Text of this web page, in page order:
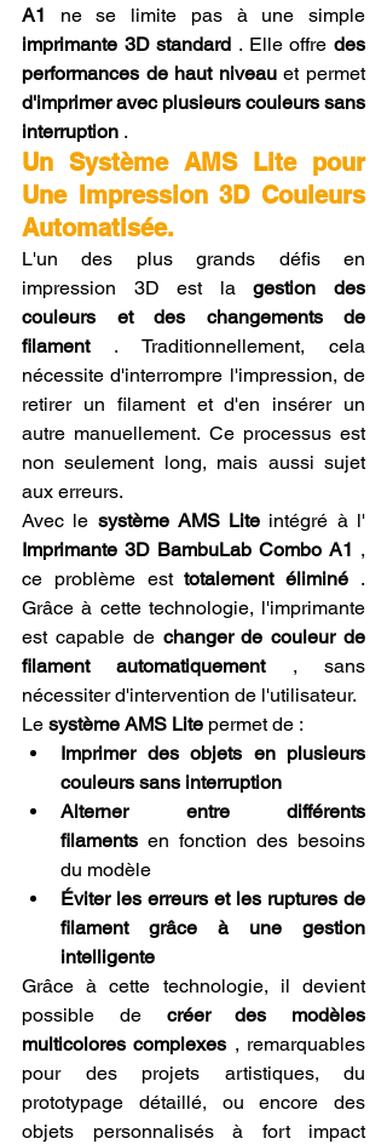
A1
imprimante 3D standard . Elle offre des
performances de haut niveau
et permet
d'imprimer avec plusieurs couleurs sans
interruption .
Un Système AMS Lite pour
Une Impression 3D Couleurs
Automatisée.
L'un des plus grands défis en
impression 3D est la gestion des
couleurs et des changements de
filament . Traditionnellement, cela
nécessite d'interrompre l'impression, de
retirer un filament et d'en insérer un
autre manuellement. Ce processus est
non seulement long, mais aussi sujet
aux erreurs.
Avec le système AMS Lite
Imprimante 3D BambuLab Combo A1 ,
ce problème est totalement éliminé .
Grâce à cette technologie, l'imprimante
est capable de changer de couleur de
filament automatiquement , sans
nécessiter d'intervention de l'utilisateur.
Le système AMS Lite permet de :
Imprimer des objets en plusieurs
couleurs sans interruption
Alterner entre différents
filaments en fonction des besoins
du modèle
Éviter les erreurs et les ruptures de
filament grâce à une gestion
intelligente
Grâce à cette technologie, il devient
possible de créer des modèles
multicolores complexes , remarquables
pour des projets artistiques, du
prototypage détaillé, ou encore des
objets personnalisés à fort impact